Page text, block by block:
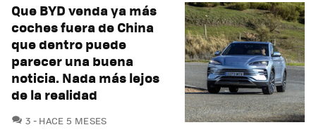
Que BYD venda ya más
coches fuera de China
que dentro puede
parecer una buena
noticia. Nada más lejos
de la realidad
3 COMENTARIOS
HACE 5 MESES